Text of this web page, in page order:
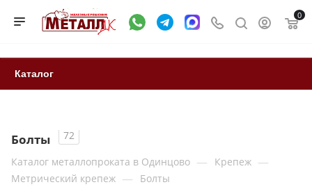
0
Каталог
Болты
72
Каталог металлопроката в Одинцово — Крепеж —
Метрический крепеж — Болты